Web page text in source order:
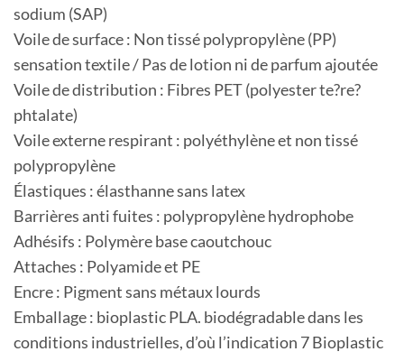
sodium (SAP)
Voile de surface : Non tissé polypropylène (PP)
sensation textile / Pas de lotion ni de parfum ajoutée
Voile de distribution : Fibres PET (polyester te?re?
phtalate)
Voile externe respirant : polyéthylène et non tissé
polypropylène
Élastiques : élasthanne sans latex
Barrières anti fuites : polypropylène hydrophobe
Adhésifs : Polymère base caoutchouc
Attaches : Polyamide et PE
Encre : Pigment sans métaux lourds
Emballage : bioplastic PLA. biodégradable dans les
conditions industrielles, d’où l’indication 7 Bioplastic